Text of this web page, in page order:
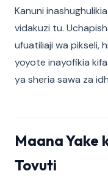
Kanuni
vidakuzi tu.
ufuatiliaji wa pikseli,
yoyote inayofikia
ya sheria sawa za
Maana Yake
Tovuti